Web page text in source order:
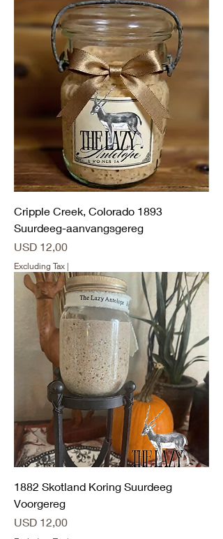
Cripple Creek, Colorado 1893
Suurdeeg-aanvangsgereg
Price
USD 12,00
Excluding Tax |
1882 Skotland Koring Suurdeeg
Voorgereg
Price
USD 12,00